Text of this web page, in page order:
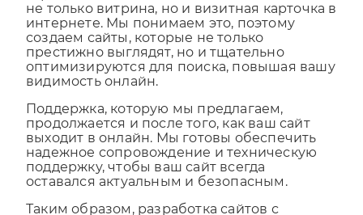
Официальный сайт вашей компании — это
не только витрина, но и визитная карточка в
интернете. Мы понимаем это, поэтому
создаем сайты, которые не только
престижно выглядят, но и тщательно
оптимизируются для поиска, повышая вашу
Поддержка, которую мы предлагаем,
продолжается и после того, как ваш сайт
выходит в онлайн. Мы готовы обеспечить
надежное сопровождение и техническую
поддержку, чтобы ваш сайт всегда